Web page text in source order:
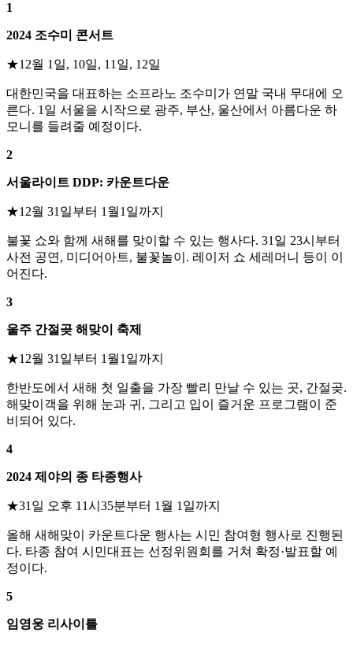
1
2024 조수미 콘서트
★12월 1일, 10일, 11일, 12일
대한민국을 대표하는 소프라노 조수미가 연말 국내 무대에 오
른다. 1일 서울을 시작으로 광주, 부산, 울산에서 아름다운 하
모니를 들려줄 예정이다.
2
서울라이트 DDP: 카운트다운
★12월 31일부터 1월1일까지
불꽃 쇼와 함께 새해를 맞이할 수 있는 행사다. 31일 23시부터
사전 공연, 미디어아트, 불꽃놀이. 레이저 쇼 세레머니 등이 이
어진다.
3
울주 간절곶 해맞이 축제
★12월 31일부터 1월1일까지
한반도에서 새해 첫 일출을 가장 빨리 만날 수 있는 곳, 간절곶.
해맞이객을 위해 눈과 귀, 그리고 입이 즐거운 프로그램이 준
비되어 있다.
4
2024 제야의 종 타종행사
★31일 오후 11시35분부터 1월 1일까지
올해 새해맞이 카운트다운 행사는 시민 참여형 행사로 진행된
다. 타종 참여 시민대표는 선정위원회를 거쳐 확정·발표할 예
정이다.
5
임영웅 리사이틀